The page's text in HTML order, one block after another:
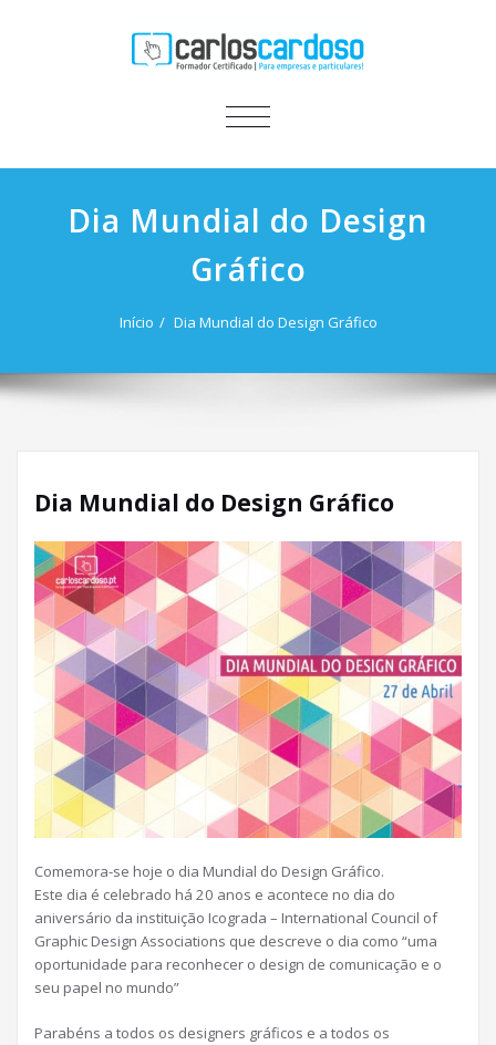
ALTERNAR
Dia Mundial do Design
Gráfico
Início Dia Mundial do Design Gráfico
Dia Mundial do Design Gráfico
Comemora-se hoje o dia Mundial do Design Gráfico.
Este dia é celebrado há 20 anos e acontece no dia do
aniversário da instituição Icograda – International Council of
Graphic Design Associations que descreve o dia como “uma
oportunidade para reconhecer o design de comunicação e o
seu papel no mundo”
Parabéns a todos os designers gráficos e a todos os